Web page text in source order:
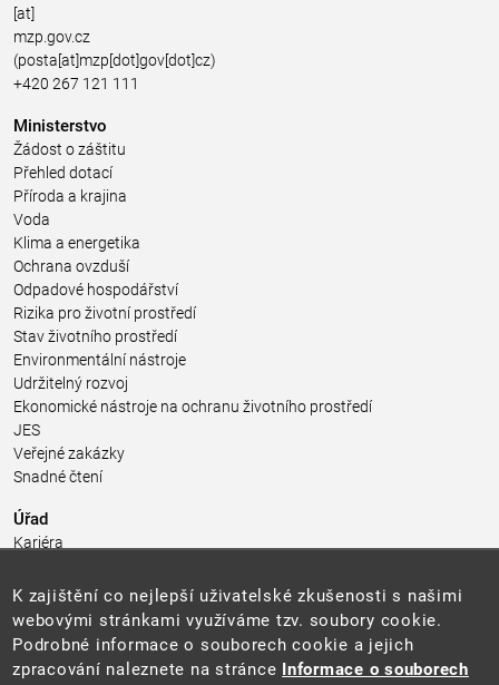
[at]
mzp.gov.cz
(posta[at]mzp[dot]gov[dot]cz)
+420 267 121 111
Ministerstvo
Žádost o záštitu
Přehled dotací
Příroda a krajina
Voda
Klima a energetika
Ochrana ovzduší
Odpadové hospodářství
Rizika pro životní prostředí
Stav životního prostředí
Environmentální nástroje
Udržitelný rozvoj
Ekonomické nástroje na ochranu životního prostředí
JES
Veřejné zakázky
Snadné čtení
Úřad
Kariéra
Pro média a veřejnost
Povinně zveřejňované informace
Kontakty
Přistupnost budovy úřadu MŽP
(PDF, 204 kB)
K zajištění co nejlepší uživatelské zkušenosti s našimi
webovými stránkami využíváme tzv. soubory cookie.
Podrobné informace o souborech cookie a jejich
zpracování naleznete na stránce Informace o souborech